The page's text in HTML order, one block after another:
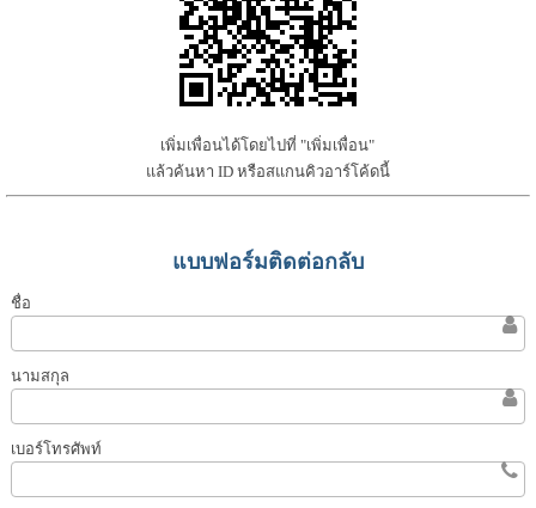
เพิ่มเพื่อนได้โดยไปที่ "เพิ่มเพื่อน"
แล้วค้นหา ID หรือสแกนคิวอาร์โค้ดนี้
แบบฟอร์มติดต่อกลับ
ชื่อ
นามสกุล
เบอร์โทรศัพท์